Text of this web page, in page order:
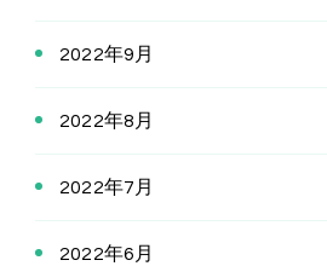
2022年9月
2022年8月
2022年7月
2022年6月